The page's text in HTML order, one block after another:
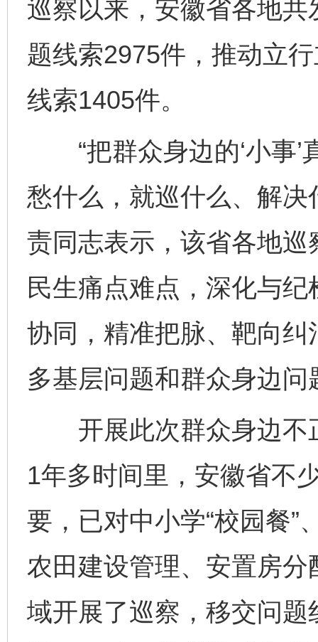
巡察以来，安徽省各地
题线索2975件，推动立
线索1405件。
“把群众身边的‘小事’
愁什么，就巡什么、解决
责同志表示，该省各地
民生痛点难点，深化与
协同，精准把脉、靶向
多基层问题和群众身边
开展此次群众身边不
1年多时间里，安徽省不
要，已对中小学“校园餐”
农田建设管理、安置房
域开展了巡察，移交问